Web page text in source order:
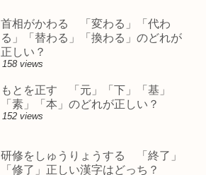
首相がかわる 「変わる」「代わ
る」「替わる」「換わる」のどれが
正しい？
158 views
もとを正す 「元」「下」「基」
「素」「本」のどれが正しい？
152 views
研修をしゅうりょうする 「終了」
「修了」正しい漢字はどっち？